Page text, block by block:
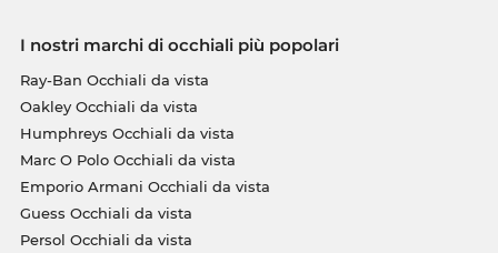
I nostri marchi di occhiali più popolari
Ray-Ban Occhiali da vista
Oakley Occhiali da vista
Humphreys Occhiali da vista
Marc O Polo Occhiali da vista
Emporio Armani Occhiali da vista
Guess Occhiali da vista
Persol Occhiali da vista